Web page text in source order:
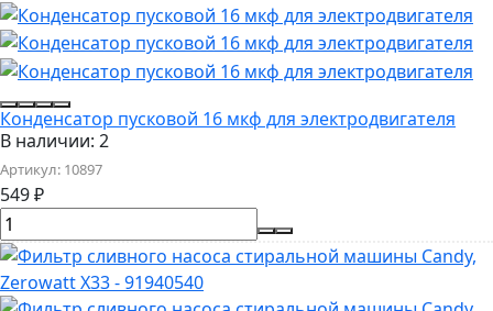
Конденсатор пусковой 16 мкф для электродвигателя
В наличии: 2
Артикул: 10897
549₽